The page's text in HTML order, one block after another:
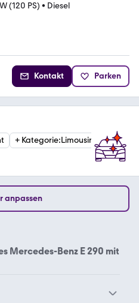
(120 PS) • Diesel
Kontakt Parken
+ Kategorie:Limousine +
anpassen
Mercedes-Benz E 290 mit